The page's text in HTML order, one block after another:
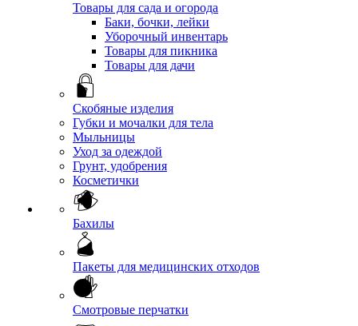
Товары для сада и огорода
Баки, бочки, лейки
Уборочный инвентарь
Товары для пикника
Товары для дачи
Скобяные изделия
Губки и мочалки для тела
Мыльницы
Уход за одеждой
Грунт, удобрения
Косметички
Бахилы
Пакеты для медицинских отходов
Смотровые перчатки